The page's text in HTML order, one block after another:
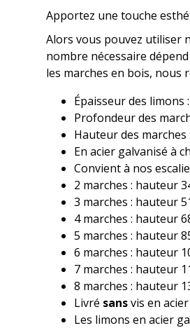
Apportez une touche
Alors vous pouvez utiliser
nombre nécessaire
les marches en bois, nous
Épaisseur des limons
Profondeur des
Hauteur des marches
En acier galvanisé à
Convient à nos
2 marches : hauteur
3 marches : hauteur
4 marches : hauteur
5 marches : hauteur
6 marches : hauteur
7 marches : hauteur
8 marches : hauteur
Livré sansvis en
Les limons en acier